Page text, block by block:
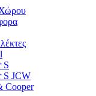
S
S JCW
Cooper